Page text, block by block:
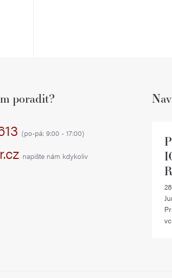
poradit?
(po-pá: 9:00 - 17:00)
napište nám kdykoliv